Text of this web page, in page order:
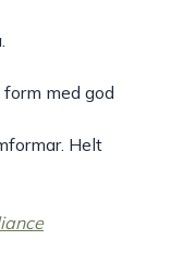
med god
Helt